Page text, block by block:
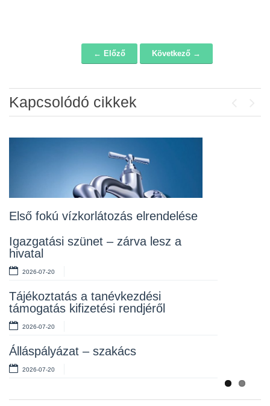
← Előző Következő →
Kapcsolódó cikkek
Első fokú vízkorlátozás elrendelése
Igazgatási szünet – zárva lesz a
hivatal
2026-07-20
Tájékoztatás a tanévkezdési
támogatás kifizetési rendjéről
2026-07-20
Álláspályázat – szakács
2026-07-20
Álláspályázat – konyhai kisegítő
Lakossági fórum az Erzsébet téri
2026-07-10
Rendelet kihirdetése
2026-07-10
Álláspályázat – takarító
2026-07-06